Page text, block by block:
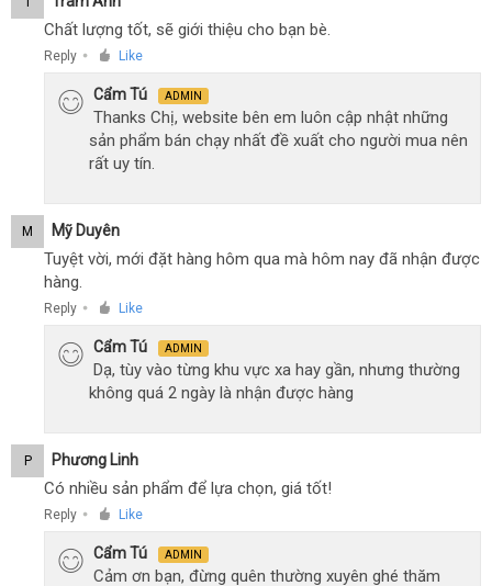
Chất lượng tốt, sẽ giới thiệu cho bạn bè.
Reply ● Like
Cẩm Tú ADMIN
Thanks Chị, website bên em luôn cập nhật những
sản phẩm bán chạy nhất đề xuất cho người mua nên
rất uy tín.
M Mỹ Duyên
Tuyệt vời, mới đặt hàng hôm qua mà hôm nay đã nhận được
hàng.
Reply ● Like
Cẩm Tú ADMIN
Dạ, tùy vào từng khu vực xa hay gần, nhưng thường
không quá 2 ngày là nhận được hàng
P Phương Linh
Có nhiều sản phẩm để lựa chọn, giá tốt!
Reply ● Like
Cẩm Tú ADMIN
Cảm ơn bạn, đừng quên thường xuyên ghé thăm